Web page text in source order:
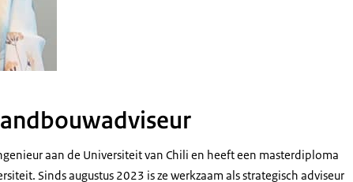
aan de Universiteit van Chili en heeft een masterdiploma
Sinds augustus 2023 is ze werkzaam als strategisch adviseur